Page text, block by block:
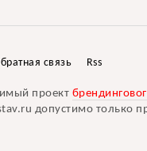
связь Rss
проект
допустимо только